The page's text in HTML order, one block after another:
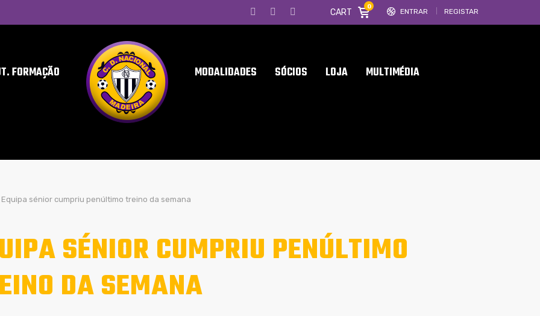
ENTRAR REGISTAR
CART
0
FORMAÇÃO MODALIDADES SÓCIOS LOJA MULTIMÉDIA
Equipa sénior cumpriu penúltimo treino da semana
SÉNIOR CUMPRIU PENÚLTIMO
DA SEMANA